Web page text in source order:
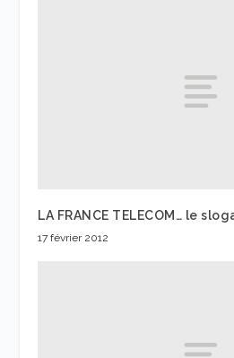
LA FRANCE TELECOM… le
17 février 2012